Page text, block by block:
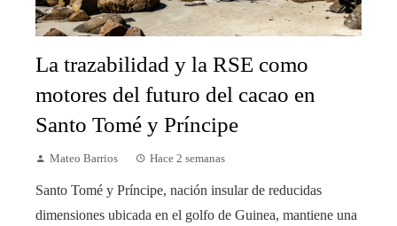
La trazabilidad y la RSE como
motores del futuro del cacao en
Santo Tomé y Príncipe
Mateo Barrios Hace 2 semanas
Santo Tomé y Príncipe, nación insular de reducidas
dimensiones ubicada en el golfo de Guinea, mantiene una